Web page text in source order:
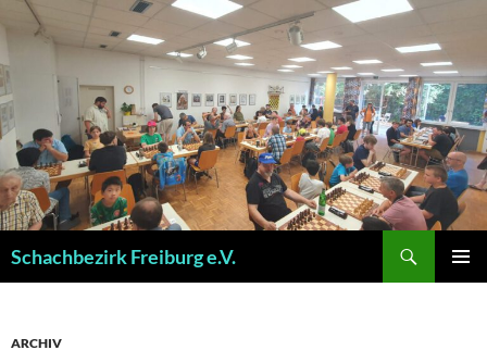
Zum
Inhalt
springen
Schachbezirk Freiburg e.V.
ARCHIV